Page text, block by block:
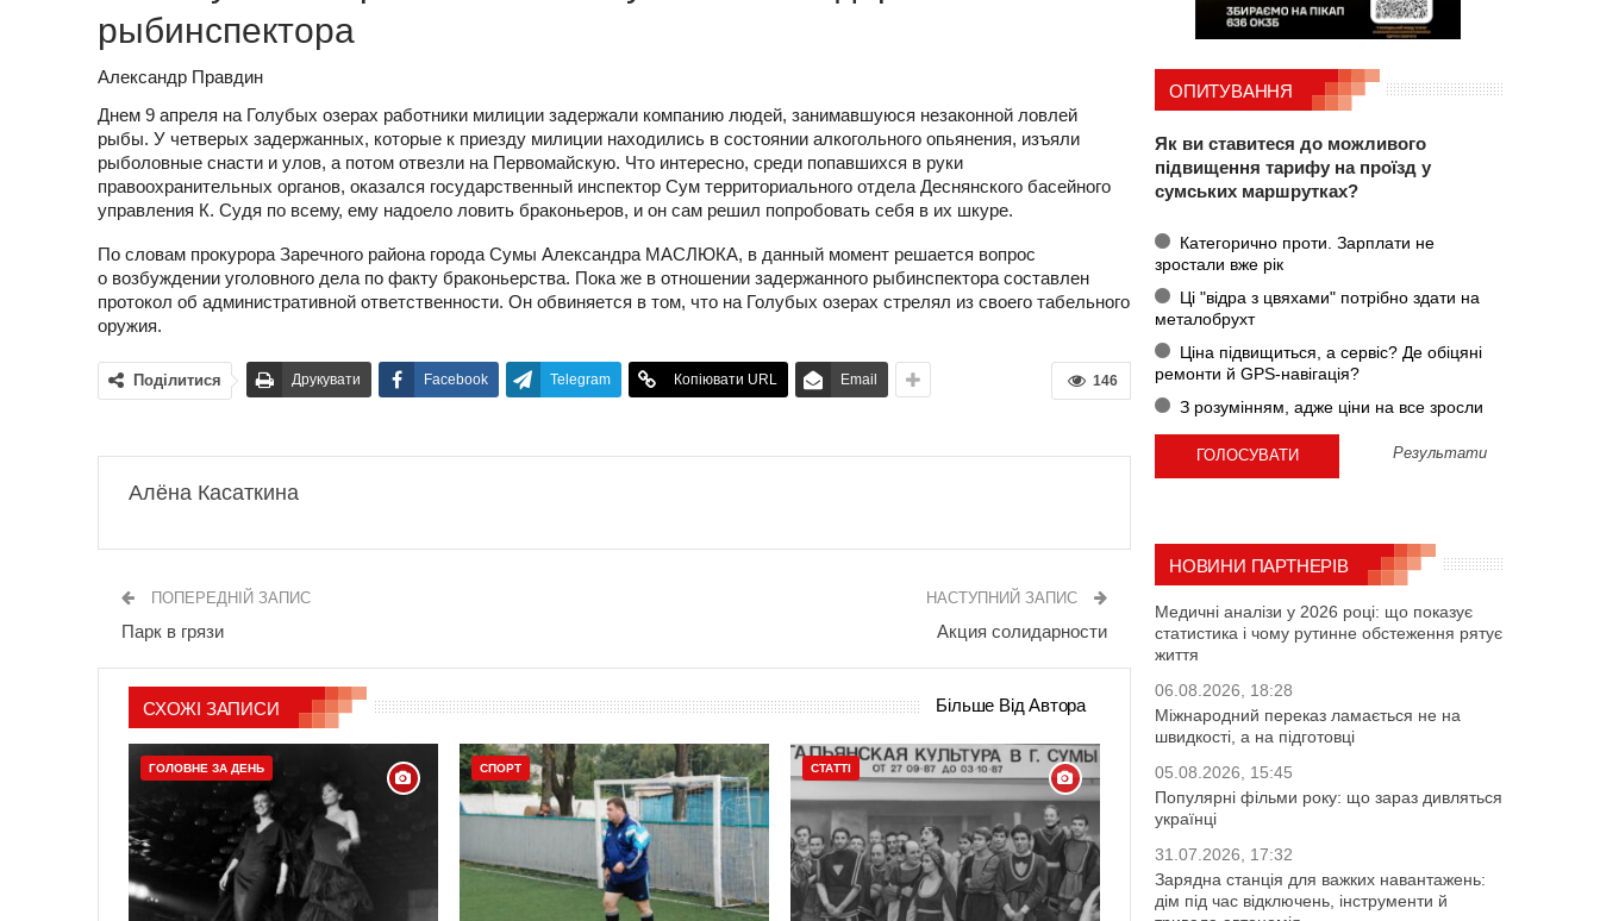
рыбинспектора
Александр Правдин
Днем 9 апреля на Голубых озерах работники милиции задержали компанию людей, занимавшуюся незаконной ловлей
рыбы. У четверых задержанных, которые к приезду милиции находились в состоянии алкогольного опьянения, изъяли
рыболовные снасти и улов, а потом отвезли на Первомайскую. Что интересно, среди попавшихся в руки
правоохранительных органов, оказался государственный инспектор Сум территориального отдела Деснянского басейного
управления К. Судя по всему, ему надоело ловить браконьеров, и он сам решил попробовать себя в их шкуре.
По словам прокурора Заречного района города Сумы Александра МАСЛЮКА, в данный момент решается вопрос
о возбуждении уголовного дела по факту браконьерства. Пока же в отношении задержанного рыбинспектора составлен
протокол об административной ответственности. Он обвиняется в том, что на Голубых озерах стрелял из своего табельного
оружия.
146
Поділитися Друкувати Facebook Telegram Копіювати URL Email
Алёна Касаткина
ПОПЕРЕДНІЙ ЗАПИС
Парк в грязи
НАСТУПНИЙ ЗАПИС
Акция солидарности
СХОЖІ ЗАПИСИ Більше Від Автора
ГОЛОВНЕ ЗА ДЕНЬ СПОРТ СТАТТІ
ОПИТУВАННЯ
Як ви ставитеся до можливого
підвищення тарифу на проїзд у
сумських маршрутках?
Категорично проти. Зарплати не
зростали вже рік
Ці "відра з цвяхами" потрібно здати на
металобрухт
Ціна підвищиться, а сервіс? Де обіцяні
ремонти й GPS-навігація?
З розумінням, адже ціни на все зросли
Результати
НОВИНИ ПАРТНЕРІВ
Медичні аналізи у 2026 році: що показує
статистика і чому рутинне обстеження рятує
життя
06.08.2026, 18:28
Міжнародний переказ ламається не на
швидкості, а на підготовці
05.08.2026, 15:45
Популярні фільми року: що зараз дивляться
українці
31.07.2026, 17:32
Зарядна станція для важких навантажень:
дім під час відключень, інструменти й